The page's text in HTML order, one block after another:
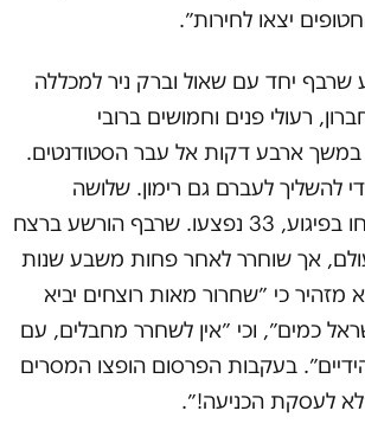
יצאו לחירות״.
1982 נסע שרבף יחד עם שאול וברק ניר למכללה
רעולי פנים וחמושים ברובי
במשך ארבע דקות אל עבר הסטודנטים.
להשליך לעברם גם רימון. שלושה
סטודנטים נרצחו בפיגוע, 33 נפצעו. שרבף הורשע ברצח
עולם, אך שוחרר לאחר פחות משבע שנות
מזהיר כי ״שחרור מאות רוצחים יביא
כמים״, וכי ״אין לשחרר מחבלים, עם
בעקבות הפרסום הופצו המסרים
לעסקת הכניעה!״.